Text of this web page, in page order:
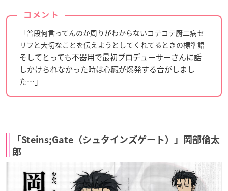
コメント
「普段何言ってんのか周りがわからないコテコテ厨二病セ
リフと大切なことを伝えようとしてくれてるときの標準語
そしてとっても不器用で最初プロデューサーさんに話
しかけられなかった時は心臓が爆発する音がしまし
た…」
「Steins;Gate（シュタインズゲート）」岡部倫太
郎